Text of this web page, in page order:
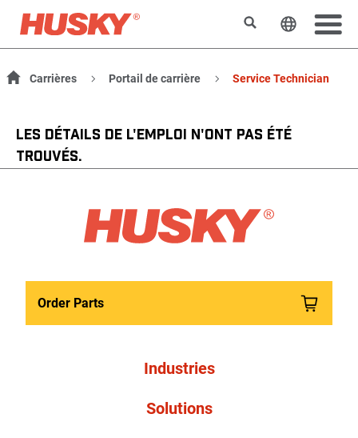
RechercherChanger
Carrières Portail de carrière Service Technician
LES DÉTAILS DE L'EMPLOI N'ONT PAS ÉTÉ
TROUVÉS.
Order Parts
Industries
Solutions